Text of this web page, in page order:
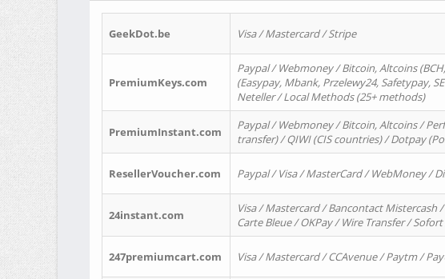
GeekDot.be Visa / Mastercard / Stripe
PremiumKeys.com
Paypal / Webmoney / Bitcoin, Altcoins (BCH,
(Easypay, Mbank, Przelewy24, Safetypay,
Neteller / Local Methods (25+ methods)
PremiumInstant.com
Paypal / Webmoney / Bitcoin, Altcoins /
transfer) / QIWI (CIS countries) / Dotpay
ResellerVoucher.com Paypal / Visa / MasterCard / WebMoney /
24instant.com
Visa / Mastercard / Bancontact Mistercash
Carte Bleue / OKPay / Wire Transfer /
247premiumcart.com Visa / Mastercard / CCAvenue / Paytm /